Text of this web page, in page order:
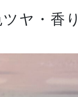
ヤ・香